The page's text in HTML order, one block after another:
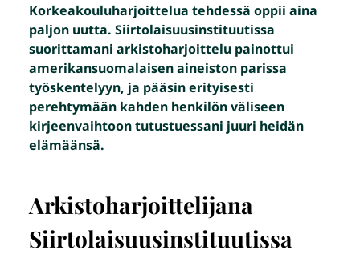
Korkeakouluharjoittelua tehdessä oppii aina
paljon uutta. Siirtolaisuusinstituutissa
suorittamani arkistoharjoittelu painottui
amerikansuomalaisen aineiston parissa
työskentelyyn, ja pääsin erityisesti
perehtymään kahden henkilön väliseen
kirjeenvaihtoon tutustuessani juuri heidän
elämäänsä.
Arkistoharjoittelijana
Siirtolaisuusinstituutissa